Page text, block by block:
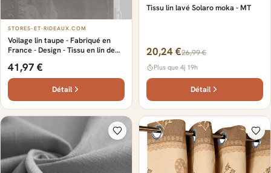
STORES-ET-RIDEAUX.COM
Voilage lin taupe - Fabriqué en
France - Design - Tissu en lin de
Résistant et durable - Certifié
Oeko-Tex - Luminosité
41,97 €
Détail
Tissu lin lavé Solaro moka - MT
20,24 €26,99 €
Plus que 4j 19h
Détail